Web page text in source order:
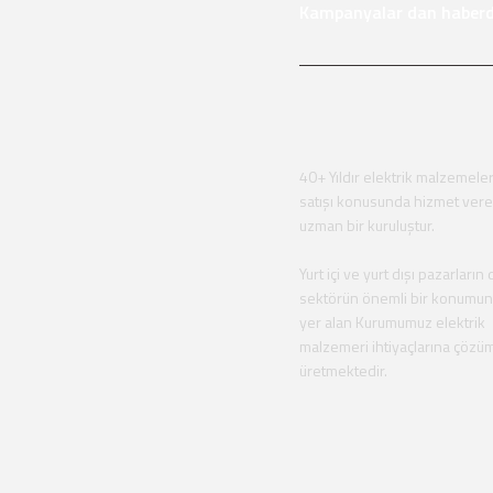
40+ Yıldır elektrik
satışı konusunda hizmet
uzman bir kuruluştur.
Yurt içi ve yurt dışı pazarların
sektörün önemli bir
yer alan Kurumumuz elektrik
malzemeri ihtiyaçlarına
üretmektedir.